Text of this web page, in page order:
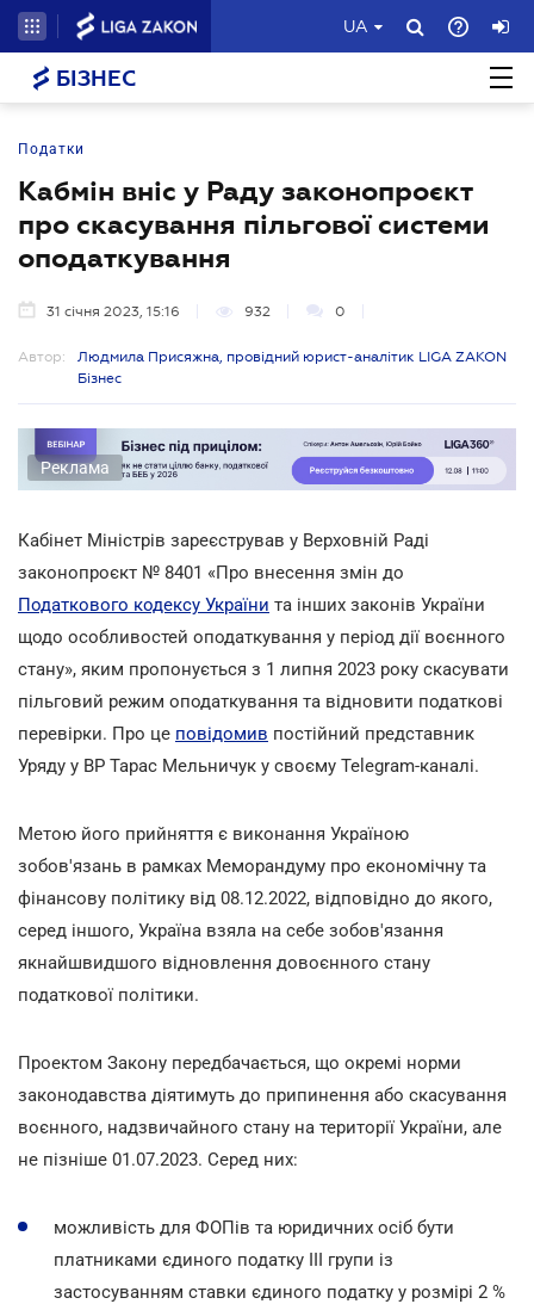
UA
БІЗНЕС
Податки
Кабмін вніс у Раду законопроєкт
про скасування пільгової системи
оподаткування
31 січня 2023, 15:16 932 0
Автор:
Людмила Присяжна, провідний юрист-аналітик LIGA ZAKON
Бізнес
Реклама
Кабінет Міністрів зареєстрував у Верховній Раді
законопроєкт № 8401 «Про внесення змін до
Податкового кодексу України та інших законів України
щодо особливостей оподаткування у період дії воєнного
стану», яким пропонується з 1 липня 2023 року скасувати
пільговий режим оподаткування та відновити податкові
перевірки. Про це повідомив постійний представник
Уряду у ВР Тарас Мельничук у своєму Telegram-каналі.
Метою його прийняття є виконання Україною
зобов'язань в рамках Меморандуму про економічну та
фінансову політику від 08.12.2022, відповідно до якого,
серед іншого, Україна взяла на себе зобов'язання
якнайшвидшого відновлення довоєнного стану
податкової політики.
Проектом Закону передбачається, що окремі норми
законодавства діятимуть до припинення або скасування
воєнного, надзвичайного стану на території України, але
не пізніше 01.07.2023. Серед них:
можливість для ФОПів та юридичних осіб бути
платниками єдиного податку ІІІ групи із
застосуванням ставки єдиного податку у розмірі 2 %